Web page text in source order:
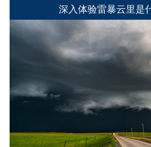
深入体验雷暴云里是